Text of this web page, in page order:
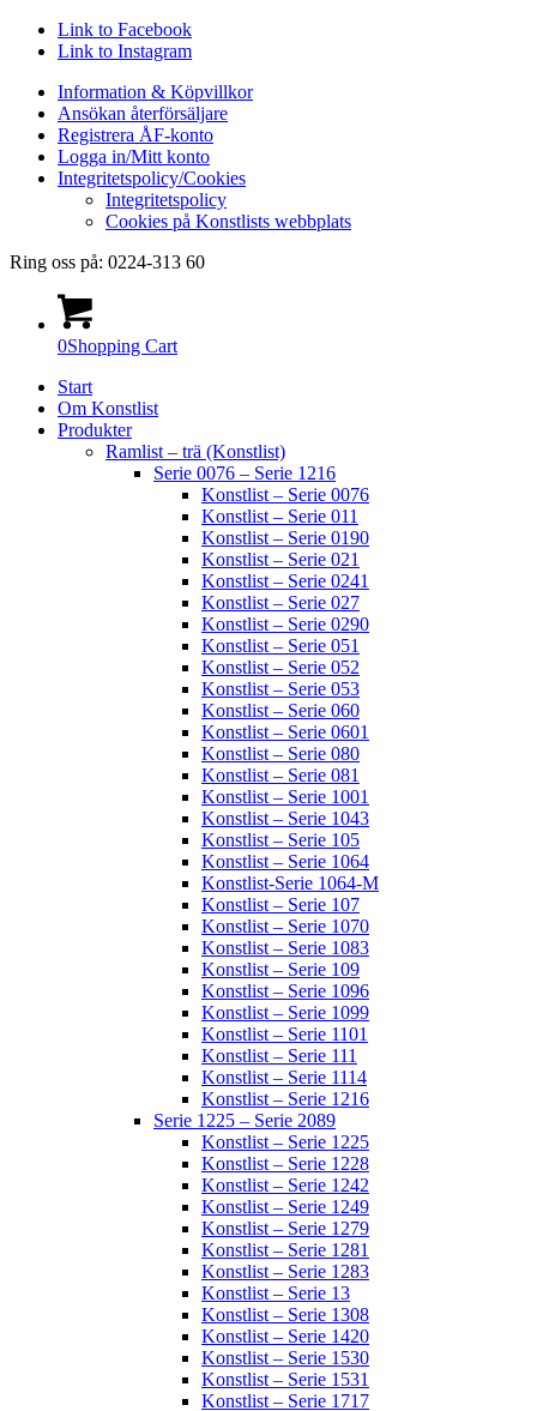
Link to Facebook
Link to Instagram
Information & Köpvillkor
Ansökan återförsäljare
Registrera ÅF-konto
Logga in/Mitt konto
Integritetspolicy/Cookies
Integritetspolicy
Cookies på Konstlists webbplats
Ring oss på: 0224-313 60
0Shopping Cart
Start
Om Konstlist
Produkter
Ramlist – trä (Konstlist)
Serie 0076 – Serie 1216
Konstlist – Serie 0076
Konstlist – Serie 011
Konstlist – Serie 0190
Konstlist – Serie 021
Konstlist – Serie 0241
Konstlist – Serie 027
Konstlist – Serie 0290
Konstlist – Serie 051
Konstlist – Serie 052
Konstlist – Serie 053
Konstlist – Serie 060
Konstlist – Serie 0601
Konstlist – Serie 080
Konstlist – Serie 081
Konstlist – Serie 1001
Konstlist – Serie 1043
Konstlist – Serie 105
Konstlist – Serie 1064
Konstlist-Serie 1064-M
Konstlist – Serie 107
Konstlist – Serie 1070
Konstlist – Serie 1083
Konstlist – Serie 109
Konstlist – Serie 1096
Konstlist – Serie 1099
Konstlist – Serie 1101
Konstlist – Serie 111
Konstlist – Serie 1114
Konstlist – Serie 1216
Serie 1225 – Serie 2089
Konstlist – Serie 1225
Konstlist – Serie 1228
Konstlist – Serie 1242
Konstlist – Serie 1249
Konstlist – Serie 1279
Konstlist – Serie 1281
Konstlist – Serie 1283
Konstlist – Serie 13
Konstlist – Serie 1308
Konstlist – Serie 1420
Konstlist – Serie 1530
Konstlist – Serie 1531
Konstlist – Serie 1717